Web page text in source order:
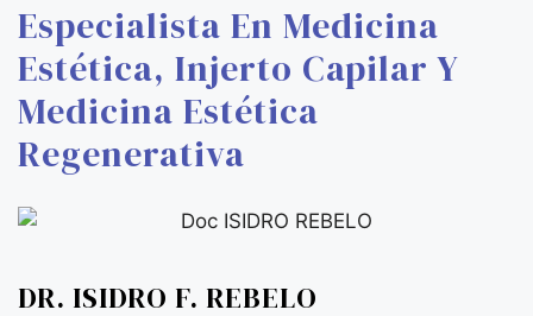
Especialista En Medicina
Estética, Injerto Capilar Y
Medicina Estética
Regenerativa
DR. ISIDRO F. REBELO